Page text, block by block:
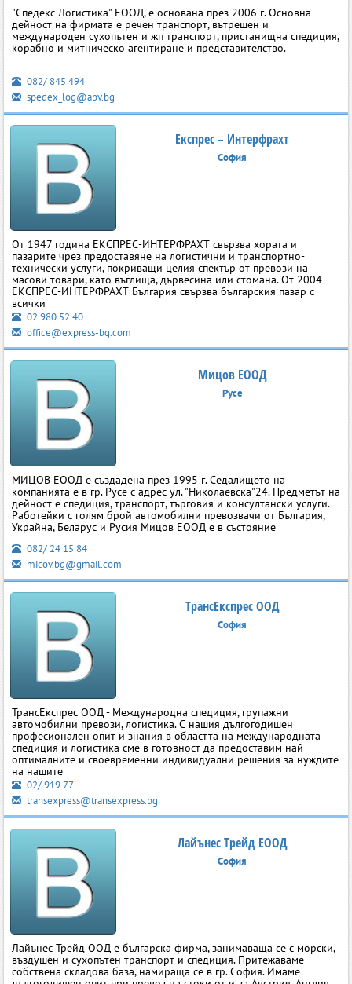
"Спедекс Логистика" ЕООД, е основана през 2006 г. Основна
дейност на фирмата е речен транспорт, вътрешен и
международен сухопътен и жп транспорт, пристанищна спедиция,
корабно и митническо агентиране и представителство.
082/ 845 494
spedex_log@abv.bg
Експрес – Интерфрахт
София
От 1947 година ЕКСПРЕС-ИНТЕРФРАХТ свързва хората и
пазарите чрез предоставяне на логистични и транспортно-
технически услуги, покриващи целия спектър от превози на
масови товари, като въглища, дървесина или стомана. От 2004
ЕКСПРЕС-ИНТЕРФРАХТ България свързва българския пазар с
всички
02 980 52 40
office@express-bg.com
Мицов ЕООД
Русе
МИЦОВ ЕООД е създадена през 1995 г. Седалището на
компанията е в гр. Русе с адрес ул. "Николаевска"24. Предметът на
дейност е спедиция, транспорт, търговия и консултански услуги.
Работейки с голям брой автомобилни превозвачи от България,
Украйна, Беларус и Русия Мицов ЕООД е в състояние
082/ 24 15 84
micov.bg@gmail.com
ТрансЕкспрес ООД
София
ТрансЕкспрес ООД - Международна спедиция, групажни
автомобилни превози, логистика. С нашия дългогодишен
професионален опит и знания в областта на международната
спедиция и логистика сме в готовност да предоставим най-
оптималните и своевременни индивидуални решения за нуждите
на нашите
02/ 919 77
transexpress@transexpress.bg
Лайънес Трейд ЕООД
София
Лайънес Трейд ООД е българска фирма, занимаваща се с морски,
въздушен и сухопътен транспорт и спедиция. Притежаваме
собствена складова база, намираща се в гр. София. Имаме